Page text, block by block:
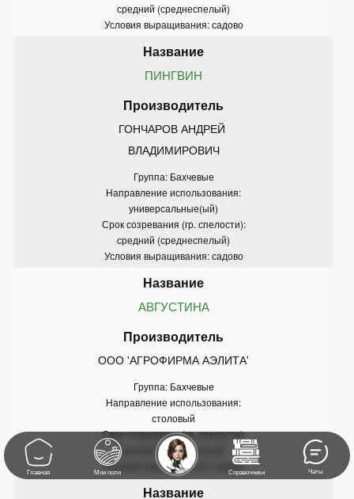
средний (среднеспелый)
Условия выращивания: садово
ПИНГВИН
ГОНЧАРОВ АНДРЕЙ
ВЛАДИМИРОВИЧ
Группа: Бахчевые
Направление использования:
универсальные(ый)
Срок созревания (гр. спелости):
средний (среднеспелый)
Условия выращивания: садово
АВГУСТИНА
ООО 'АГРОФИРМА АЭЛИТА'
Группа: Бахчевые
Направление использования:
столовый
Срок созревания (гр. спелости):
ранний (раннеспелый)
Условия выращивания: садово
Главная Мои поля Справочники Чаты